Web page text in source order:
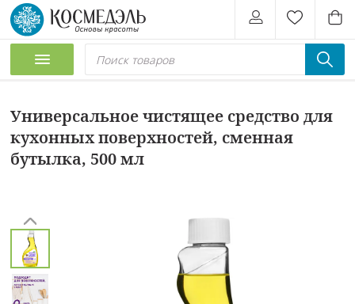
Универсальное чистящее средство для
кухонных поверхностей, сменная
бутылка, 500 мл